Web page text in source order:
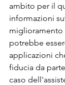
ambito per il
informazioni
miglioramento
potrebbe
applicazioni
fiducia da
caso